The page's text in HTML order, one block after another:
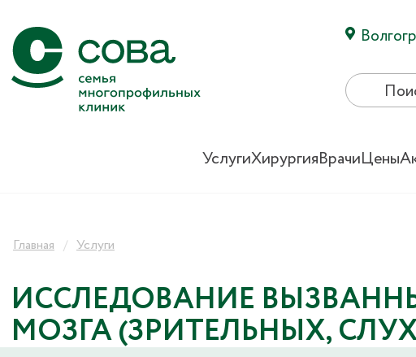
УслугиХирургияВрачиЦены
Главная Услуги
ИССЛЕДОВАНИЕ
МОЗГА (ЗРИТЕЛЬНЫХ,